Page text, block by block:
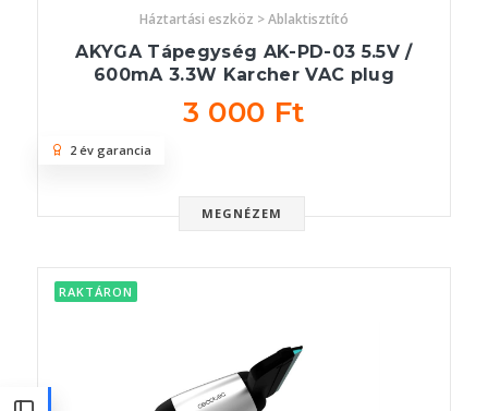
Háztartási eszköz > Ablaktisztító
AKYGA Tápegység AK-PD-03 5.5V /
600mA 3.3W Karcher VAC plug
3 000 Ft
MEGNÉZEM
2 év garancia
RAKTÁRON